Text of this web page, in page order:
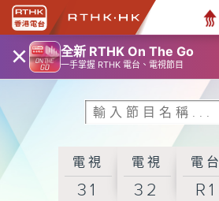
× 全新 RTHK On The Go
一手掌握 RTHK 電台、電視節目
電視
31
電視
32
電台
R1